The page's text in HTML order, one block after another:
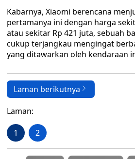
Kabarnya, Xiaomi berencana
pertamanya ini dengan harga
atau sekitar Rp 421 juta, sebuah
cukup terjangkau mengingat
yang ditawarkan oleh kendaraan
Laman berikutnya
Laman:
1 2